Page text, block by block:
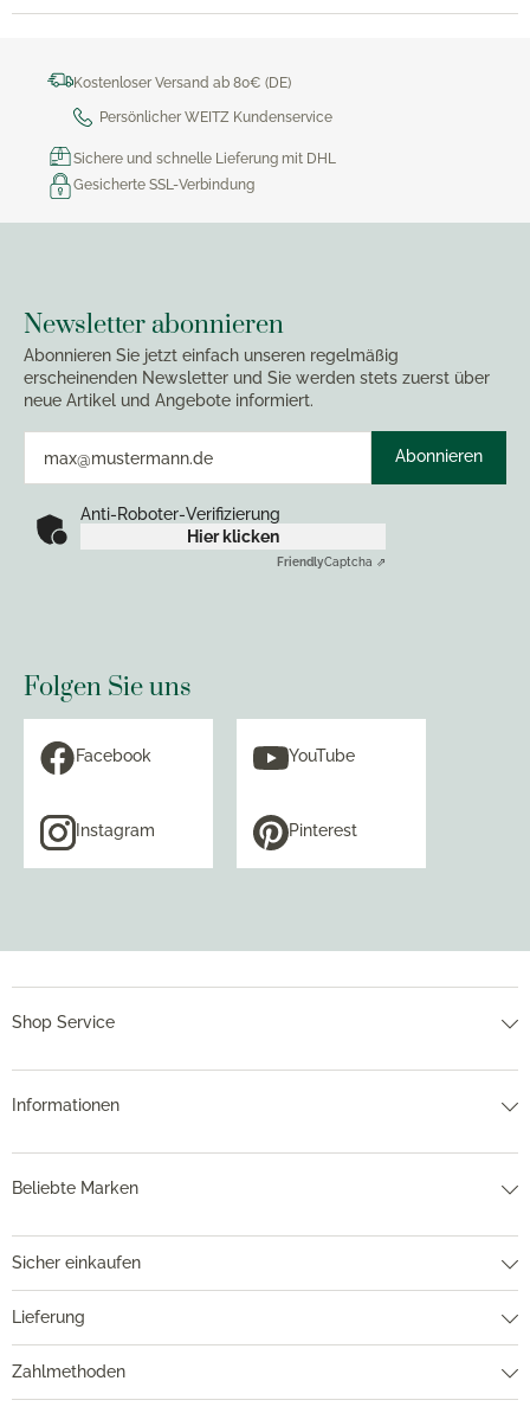
Kostenloser Versand ab 80€ (DE)
Persönlicher WEITZ Kundenservice
Sichere und schnelle Lieferung mit DHL
Gesicherte SSL-Verbindung
Newsletter abonnieren
Abonnieren Sie jetzt einfach unseren regelmäßig
erscheinenden Newsletter und Sie werden stets zuerst über
neue Artikel und Angebote informiert.
Abonnieren
Anti-Roboter-Verifizierung
Hier klicken
FriendlyCaptcha ⇗
Folgen Sie uns
Facebook YouTube
Instagram Pinterest
Shop Service
Informationen
Beliebte Marken
Sicher einkaufen
Lieferung
Zahlmethoden